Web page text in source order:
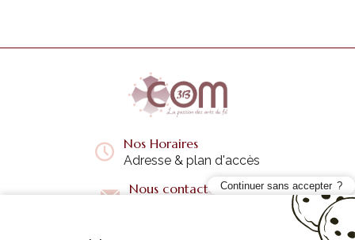
Nos Horaires
Adresse & plan d'accès
Nous contacter Continuer sans accepter